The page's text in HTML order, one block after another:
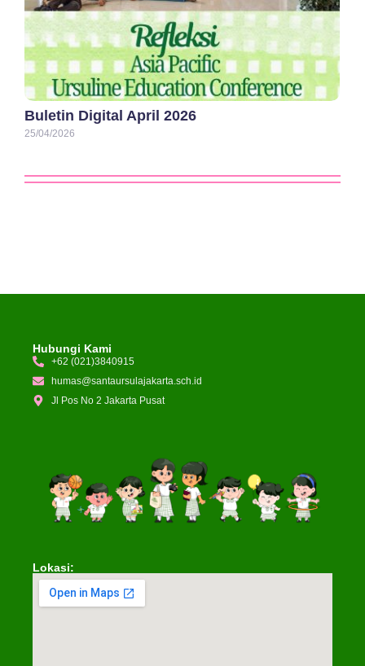
Buletin Digital April 2026
25/04/2026
Hubungi Kami
+62 (021)3840915
humas@santaursulajakarta.sch.id
Jl Pos No 2 Jakarta Pusat
Lokasi: